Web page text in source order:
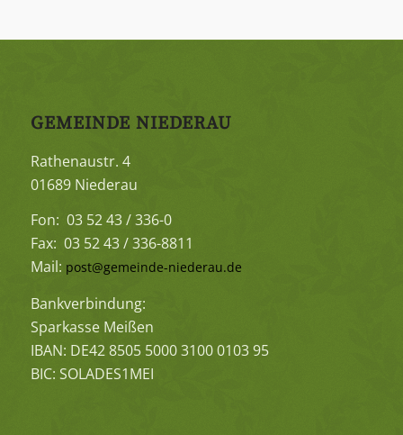
GEMEINDE NIEDERAU
Rathenaustr. 4
01689 Niederau
Fon: 03 52 43 / 336-0
Fax: 03 52 43 / 336-8811
Mail: post@gemeinde-niederau.de
Bankverbindung:
Sparkasse Meißen
IBAN: DE42 8505 5000 3100 0103 95
BIC: SOLADES1MEI